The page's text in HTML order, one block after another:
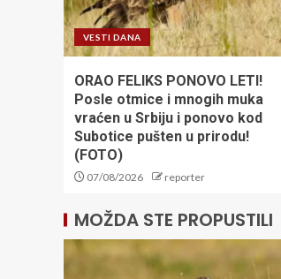
VESTI DANA
ORAO FELIKS PONOVO LETI!
Posle otmice i mnogih muka
vraćen u Srbiju i ponovo kod
Subotice pušten u prirodu!
(FOTO)
07/08/2026 reporter
MOŽDA STE PROPUSTILI